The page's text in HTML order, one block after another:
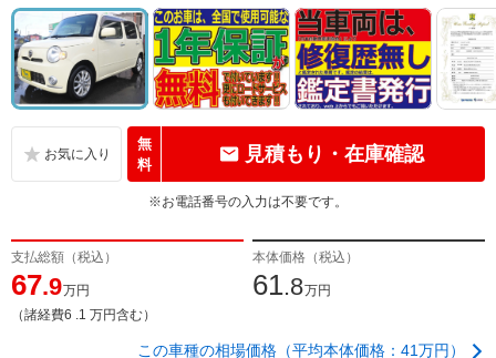
無
料
見積もり・在庫確認
※お電話番号の入力は不要です。
支払総額（税込）
67.9万円
（諸経費6 .1 万円含む）
本体価格（税込）
61.8万円
この車種の相場価格（平均本体価格：41万円）